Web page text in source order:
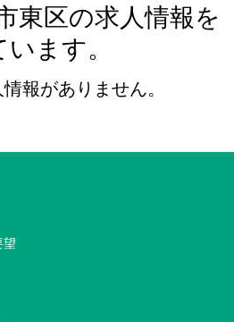
東区の求人情報を
ます。
報がありません。
望